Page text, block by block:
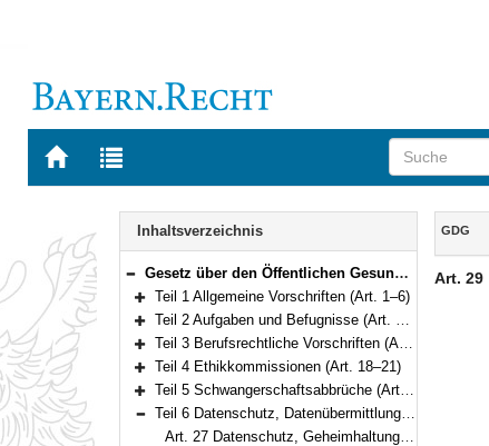
Zur
BAYERN.RECHT
Zur
letzten
Navigation
Inhaltsverzeichnis
Bereich reduzieren
Gesetz über den Öffentlichen Gesundheitsdienst (Gesundheitsdienstgesetz – GDG) Vom 10. Mai 2022 (GVBl. S. 182) BayRS 2120-12-G (Art. 1–33)
Bereich erweitern
Teil 1 Allgemeine Vorschriften (Art. 1–6)
Bereich erweitern
Teil 2 Aufgaben und Befugnisse (Art. 7–14)
Bereich erweitern
Teil 3 Berufsrechtliche Vorschriften (Art. 15–17)
Bereich erweitern
Teil 4 Ethikkommissionen (Art. 18–21)
Bereich erweitern
Teil 5 Schwangerschaftsabbrüche (Art. 22–26)
Bereich reduzieren
Teil 6 Datenschutz, Datenübermittlung (Art. 27–29)
Art. 27 Datenschutz, Geheimhaltungspflichten
Inhalt
GDG
Art. 29